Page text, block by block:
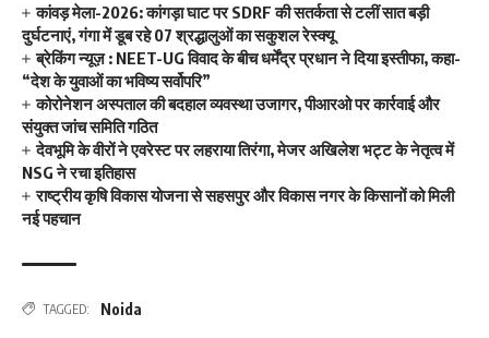
कांवड़ मेला-2026: कांगड़ा घाट पर SDRF की सतर्कता से टलीं सात बड़ी
दुर्घटनाएं, गंगा में डूब रहे 07 श्रद्धालुओं का सकुशल रेस्क्यू
ब्रेकिंग न्यूज़ : NEET-UG विवाद के बीच धर्मेंद्र प्रधान ने दिया इस्तीफा, कहा-
“देश के युवाओं का भविष्य सर्वोपरि”
कोरोनेशन अस्पताल की बदहाल व्यवस्था उजागर, पीआरओ पर कार्रवाई और
संयुक्त जांच समिति गठित
देवभूमि के वीरों ने एवरेस्ट पर लहराया तिरंगा, मेजर अखिलेश भट्ट के नेतृत्व में
NSG ने रचा इतिहास
राष्ट्रीय कृषि विकास योजना से सहसपुर और विकास नगर के किसानों को मिली
नई पहचान
TAGGED: Noida